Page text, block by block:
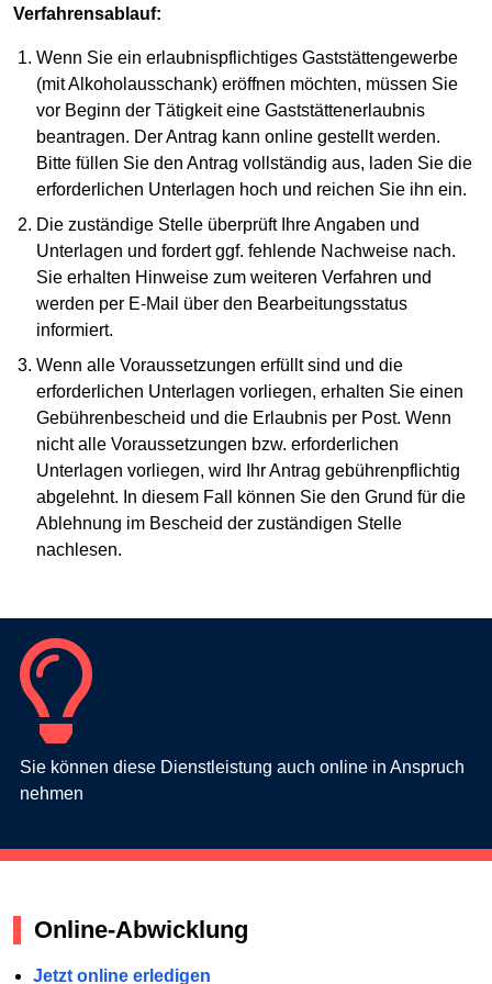
Verfahrensablauf:
Wenn Sie ein erlaubnispflichtiges Gaststättengewerbe
(mit Alkoholausschank) eröffnen möchten, müssen Sie
vor Beginn der Tätigkeit eine Gaststättenerlaubnis
beantragen. Der Antrag kann online gestellt werden.
Bitte füllen Sie den Antrag vollständig aus, laden Sie die
erforderlichen Unterlagen hoch und reichen Sie ihn ein.
Die zuständige Stelle überprüft Ihre Angaben und
Unterlagen und fordert ggf. fehlende Nachweise nach.
Sie erhalten Hinweise zum weiteren Verfahren und
werden per E-Mail über den Bearbeitungsstatus
informiert.
Wenn alle Voraussetzungen erfüllt sind und die
erforderlichen Unterlagen vorliegen, erhalten Sie einen
Gebührenbescheid und die Erlaubnis per Post. Wenn
nicht alle Voraussetzungen bzw. erforderlichen
Unterlagen vorliegen, wird Ihr Antrag gebührenpflichtig
abgelehnt. In diesem Fall können Sie den Grund für die
Ablehnung im Bescheid der zuständigen Stelle
nachlesen.
Sie können diese Dienstleistung auch online in Anspruch
nehmen
Online-Abwicklung
Jetzt online erledigen